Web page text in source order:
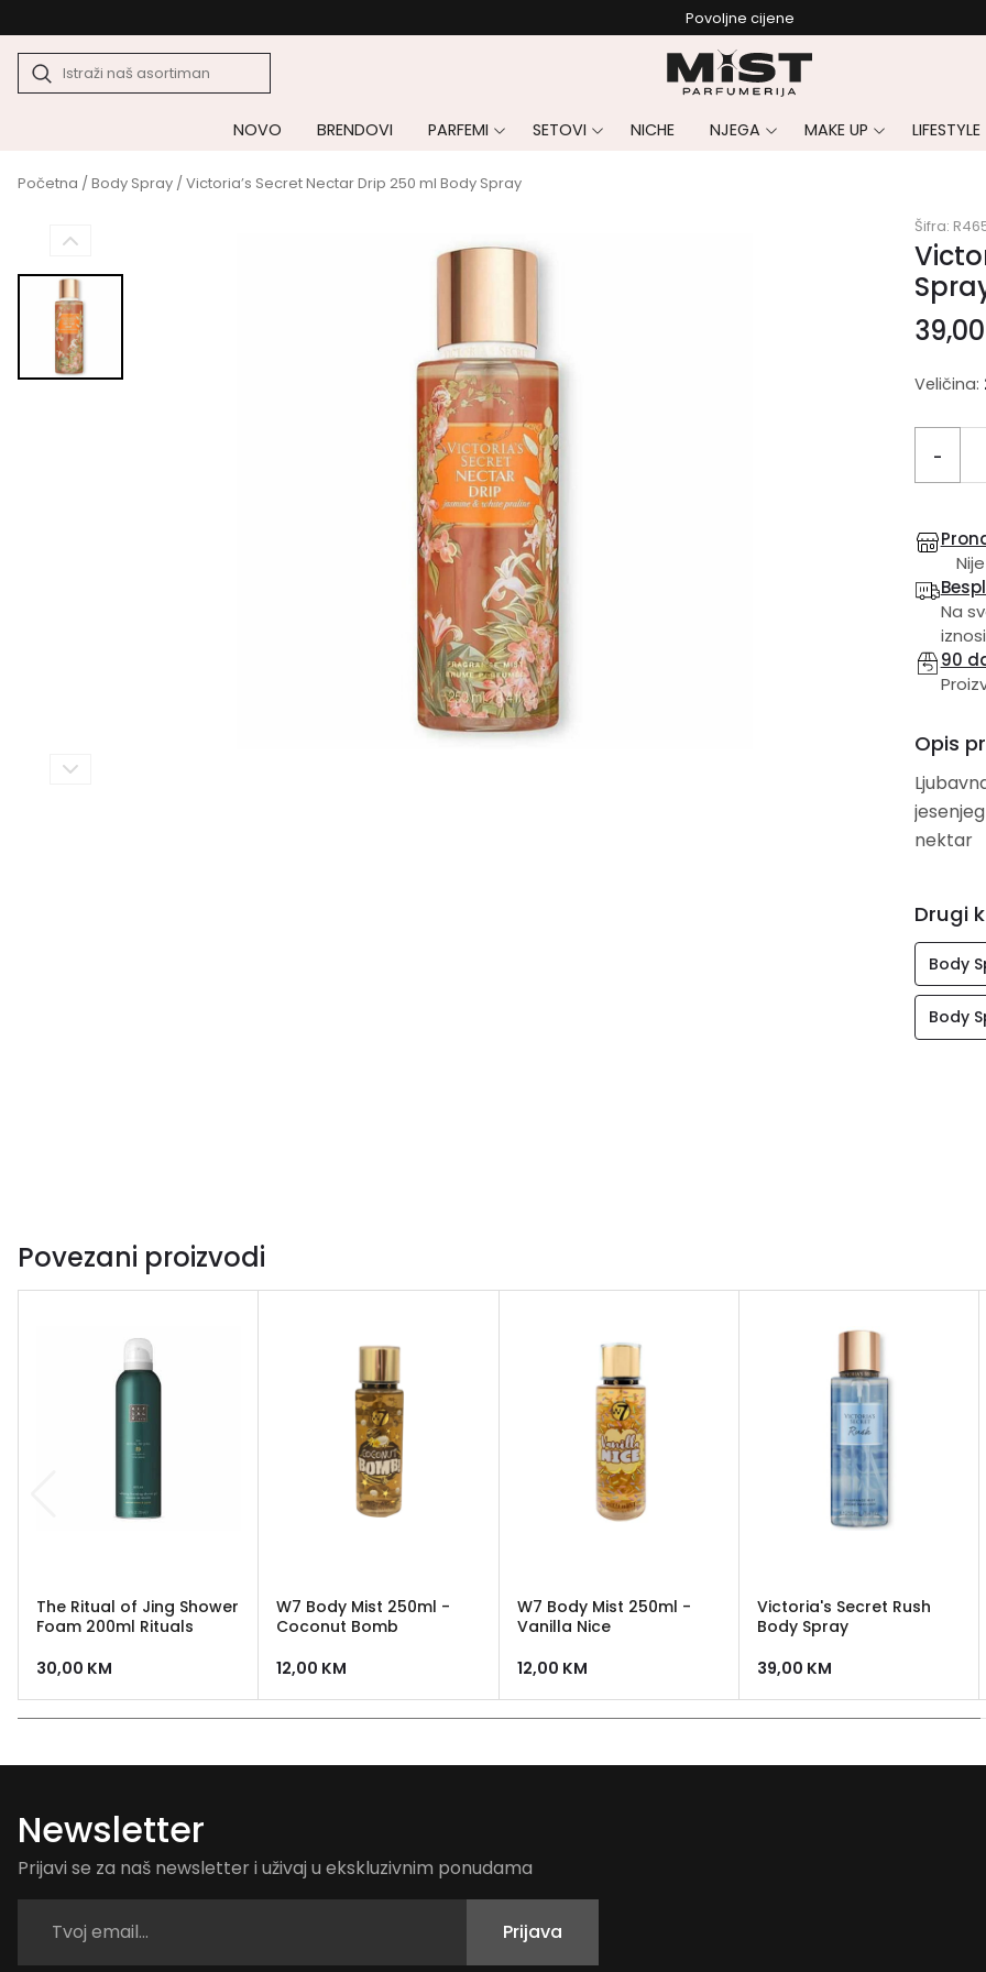
Povoljne cijene
NOVO BRENDOVI PARFEMI SETOVI NICHE NJEGA MAKE UP LIFESTYLE
Početna /Body Spray / Victoria’s Secret Nectar Drip 250 ml Body Spray
Šifra:
Veličina:
-
Na
iznosi
90
Opis
nektar
Drugi
Body
Body
Povezani proizvodi
The Ritual of Jing Shower
Foam 200ml Rituals
30,00 KM
W7 Body Mist 250ml -
Coconut Bomb
12,00 KM
W7 Body Mist 250ml -
Vanilla Nice
12,00 KM
Victoria's Secret Rush
Body Spray
39,00 KM
Newsletter
Prijavi se za naš newsletter i uživaj u ekskluzivnim ponudama
Prijava